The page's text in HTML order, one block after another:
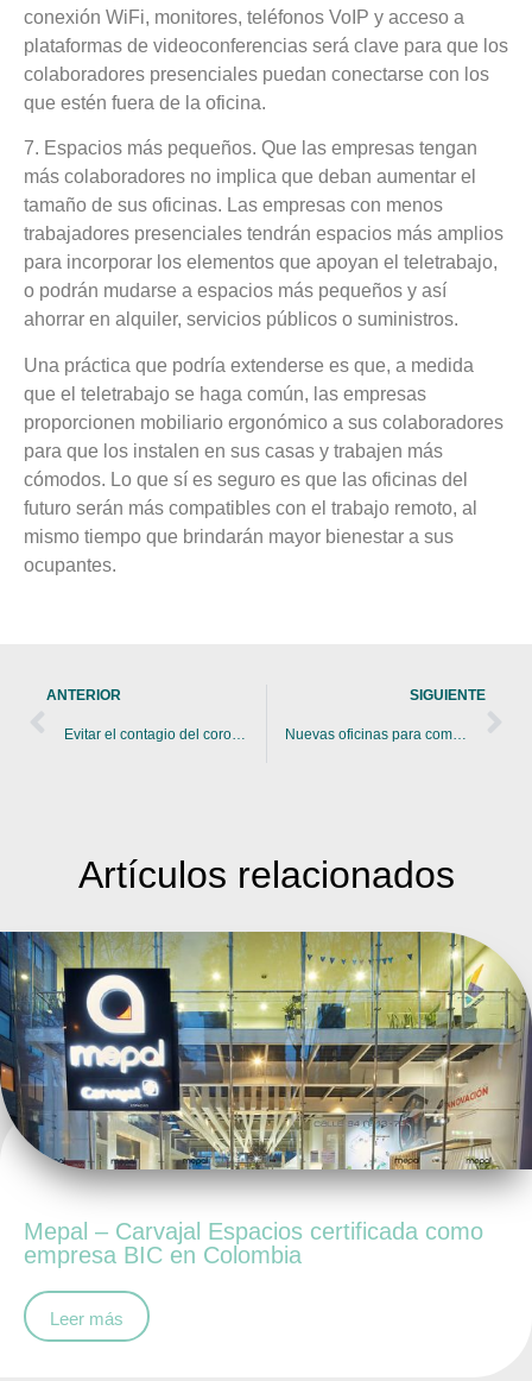
conexión WiFi, monitores, teléfonos VoIP y acceso a
plataformas de videoconferencias será clave para que los
colaboradores presenciales puedan conectarse con los
que estén fuera de la oficina.
7. Espacios más pequeños. Que las empresas tengan
más colaboradores no implica que deban aumentar el
tamaño de sus oficinas. Las empresas con menos
trabajadores presenciales tendrán espacios más amplios
para incorporar los elementos que apoyan el teletrabajo,
o podrán mudarse a espacios más pequeños y así
ahorrar en alquiler, servicios públicos o suministros.
Una práctica que podría extenderse es que, a medida
que el teletrabajo se haga común, las empresas
proporcionen mobiliario ergonómico a sus colaboradores
para que los instalen en sus casas y trabajen más
cómodos. Lo que sí es seguro es que las oficinas del
futuro serán más compatibles con el trabajo remoto, al
mismo tiempo que brindarán mayor bienestar a sus
ocupantes.
ANTERIOR
Evitar el contagio del coronavirus en los espacios de trabajo
SIGUIENTE
Nuevas oficinas para combinar el trabajo presencial y en línea
Artículos relacionados
Mepal – Carvajal Espacios certificada como
empresa BIC en Colombia
Leer más